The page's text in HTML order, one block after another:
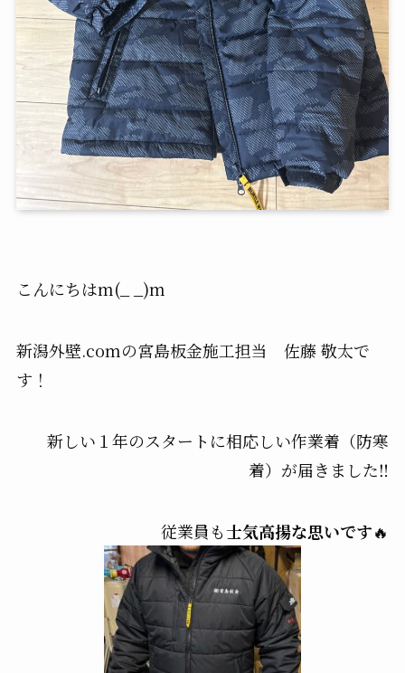
こんにちはm(_ _)m
新潟外壁.comの宮島板金施工担当 佐藤 敬太で
す！
新しい１年のスタートに相応しい作業着（防寒
着）が届きました‼️
従業員も士気高揚な思いです🔥